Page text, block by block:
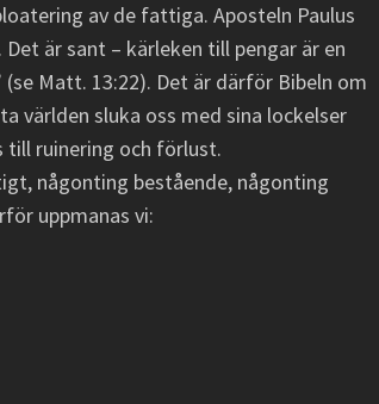
av de fattiga. Aposteln Paulus
är sant – kärleken till pengar är en
Matt. 13:22). Det är därför Bibeln om
världen sluka oss med sina lockelser
till ruinering och förlust.
någonting bestående, någonting
uppmanas vi: